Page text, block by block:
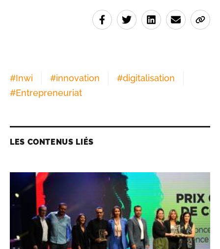
#Inwi #innovation #digitalisation
#Entrepreneuriat
LES CONTENUS LIÉS